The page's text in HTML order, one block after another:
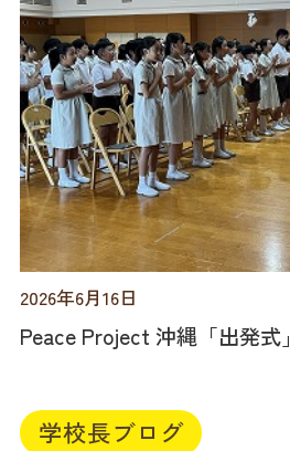
2026年6月16日
Peace Project 沖縄「出発式」
学校長ブログ